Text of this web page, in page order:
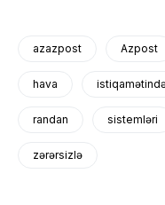
azazpost Azpost
hava
randan sistemləri
zərərsizlə